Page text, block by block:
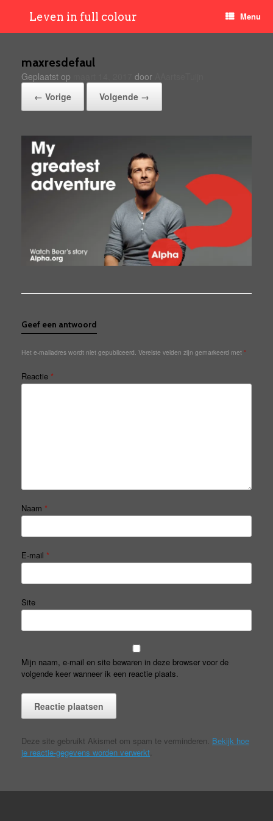
Leven in full colour Menu
maxresdefaul
Geplaatst op door
← Vorige
Volgende →
Geef een antwoord
Het e-mailadres wordt niet gepubliceerd. Vereiste velden zijn gemarkeerd met *
Reactie *
Naam *
E-mail *
Site
Mijn naam, e-mail en site bewaren in deze browser voor de
volgende keer wanneer ik een reactie plaats.
Deze site gebruikt Akismet om spam te verminderen. Bekijk hoe
je reactie-gegevens worden verwerkt